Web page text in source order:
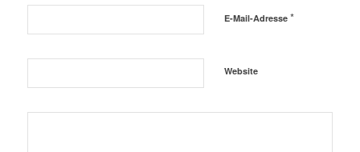
E-Mail-Adresse *
Website